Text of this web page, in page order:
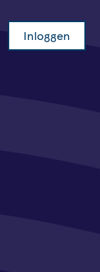
Inloggen